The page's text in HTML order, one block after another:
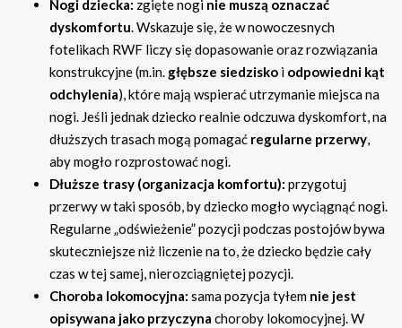
Nogi dziecka: zgięte nogi nie muszą oznaczać
dyskomfortu. Wskazuje się, że w nowoczesnych
fotelikach RWF liczy się dopasowanie oraz rozwiązania
konstrukcyjne (m.in. głębsze siedzisko i odpowiedni kąt
odchylenia), które mają wspierać utrzymanie miejsca na
nogi. Jeśli jednak dziecko realnie odczuwa dyskomfort, na
dłuższych trasach mogą pomagać regularne przerwy,
aby mogło rozprostować nogi.
Dłuższe trasy (organizacja komfortu): przygotuj
przerwy w taki sposób, by dziecko mogło wyciągnąć nogi.
Regularne „odświeżenie” pozycji podczas postojów bywa
skuteczniejsze niż liczenie na to, że dziecko będzie cały
czas w tej samej, nierozciągniętej pozycji.
Choroba lokomocyjna: sama pozycja tyłem nie jest
opisywana jako przyczyna choroby lokomocyjnej. W